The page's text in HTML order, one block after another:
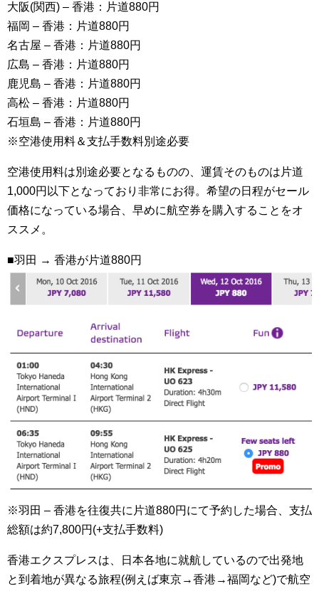
大阪(関西) – 香港：片道880円
福岡 – 香港：片道880円
名古屋 – 香港：片道880円
広島 – 香港：片道880円
鹿児島 – 香港：片道880円
高松 – 香港：片道880円
石垣島 – 香港：片道880円
※空港使用料＆支払手数料別途必要
空港使用料は別途必要となるものの、運賃そのものは片道
1,000円以下となっており非常にお得。希望の日程がセール
価格になっている場合、早めに航空券を購入することをオ
ススメ。
■羽田 → 香港が片道880円
※羽田 – 香港を往復共に片道880円にて予約した場合、支払
総額は約7,800円(+支払手数料)
香港エクスプレスは、日本各地に就航しているので出発地
と到着地が異なる旅程(例えば東京→香港→福岡など)で航空